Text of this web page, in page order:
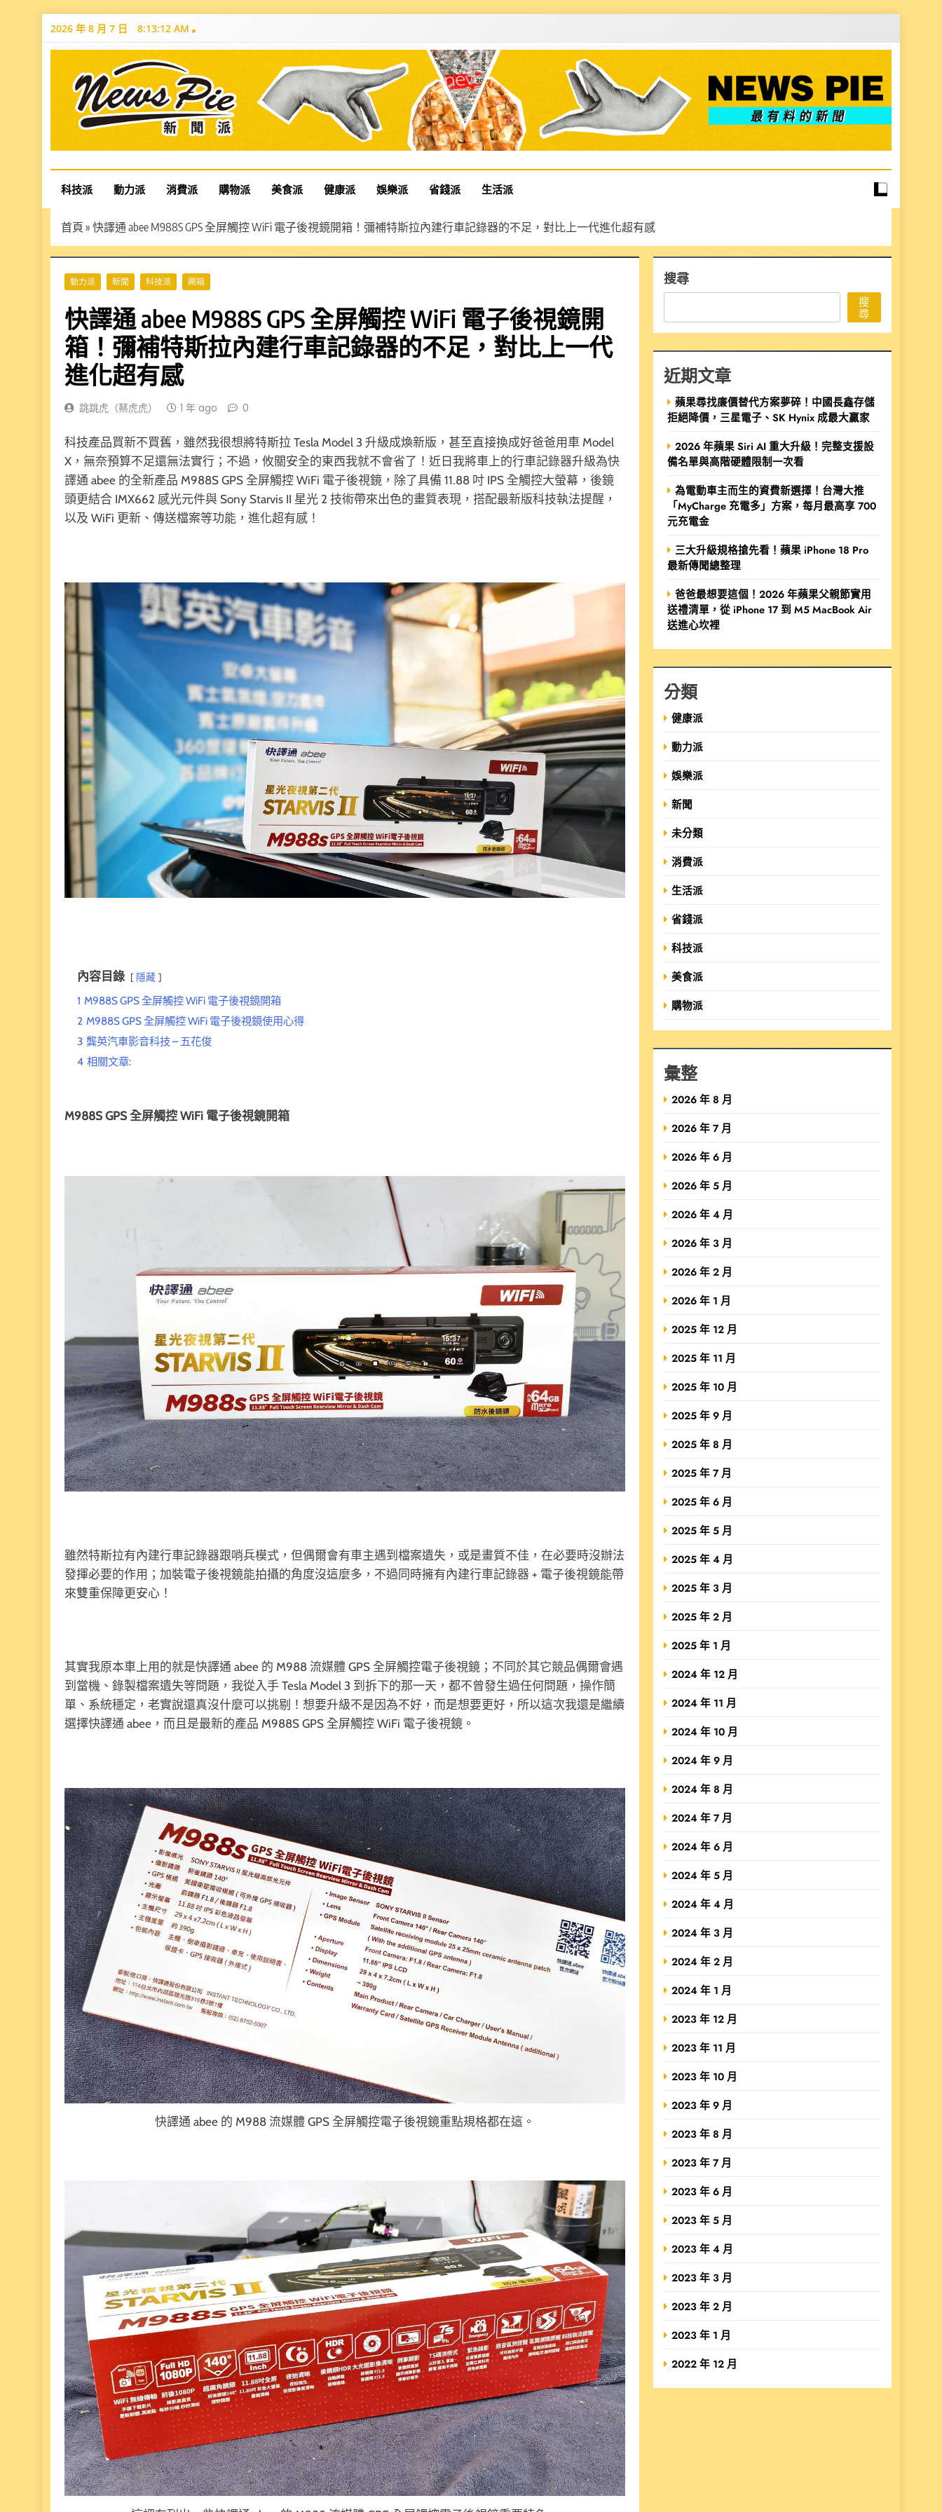
Skip
2026 年 8 月 7 日 8:13:14 AM
News Pie
最有料的新聞
科技派 動力派 消費派 購物派 美食派 健康派 娛樂派 省錢派 生活派
首頁 » 快譯通 abee M988S GPS 全屏觸控 WiFi 電子後視鏡開箱！彌補特斯拉內建行車記錄器的不足，對比上一代進化超有感
動力派 新聞 科技派 開箱
快譯通 abee M988S GPS 全屏觸控 WiFi 電子後視鏡開
箱！彌補特斯拉內建行車記錄器的不足，對比上一代
進化超有感
跳跳虎（蔡虎虎） 1 年 ago 0
科技產品買新不買舊，雖然我很想將特斯拉 Tesla Model 3 升級成煥新版，甚至直接換成好爸爸用車 Model
X，無奈預算不足還無法實行；不過，攸關安全的東西我就不會省了！近日我將車上的行車記錄器升級為快
譯通 abee 的全新產品 M988S GPS 全屏觸控 WiFi 電子後視鏡，除了具備 11.88 吋 IPS 全觸控大螢幕，後鏡
頭更結合 IMX662 感光元件與 Sony Starvis II 星光 2 技術帶來出色的畫質表現，搭配最新版科技執法提醒，
以及 WiFi 更新、傳送檔案等功能，進化超有感！
內容目錄 隱藏
1 M988S GPS 全屏觸控 WiFi 電子後視鏡開箱
2 M988S GPS 全屏觸控 WiFi 電子後視鏡使用心得
3 龔英汽車影音科技 – 五花俊
4 相關文章:
M988S GPS 全屏觸控 WiFi 電子後視鏡開箱
雖然特斯拉有內建行車記錄器跟哨兵模式，但偶爾會有車主遇到檔案遺失，或是畫質不佳，在必要時沒辦法
發揮必要的作用；加裝電子後視鏡能拍攝的角度沒這麼多，不過同時擁有內建行車記錄器 + 電子後視鏡能帶
來雙重保障更安心！
其實我原本車上用的就是快譯通 abee 的 M988 流媒體 GPS 全屏觸控電子後視鏡；不同於其它競品偶爾會遇
到當機、錄製檔案遺失等問題，我從入手 Tesla Model 3 到拆下的那一天，都不曾發生過任何問題，操作簡
單、系統穩定，老實說還真沒什麼可以挑剔！想要升級不是因為不好，而是想要更好，所以這次我還是繼續
選擇快譯通 abee，而且是最新的產品 M988S GPS 全屏觸控 WiFi 電子後視鏡。
快譯通 abee 的 M988 流媒體 GPS 全屏觸控電子後視鏡重點規格都在這。
搜尋
搜
尋
近期文章
蘋果尋找廉價替代方案夢碎！中國長鑫存儲
拒絕降價，三星電子、SK Hynix 成最大贏家
2026 年蘋果 Siri AI 重大升級！完整支援設
備名單與高階硬體限制一次看
為電動車主而生的資費新選擇！台灣大推
「MyCharge 充電多」方案，每月最高享 700
元充電金
三大升級規格搶先看！蘋果 iPhone 18 Pro
最新傳聞總整理
爸爸最想要這個！2026 年蘋果父親節實用
送禮清單，從 iPhone 17 到 M5 MacBook Air
送進心坎裡
分類
健康派
動力派
娛樂派
新聞
未分類
消費派
生活派
省錢派
科技派
美食派
購物派
彙整
2026 年 8 月
2026 年 7 月
2026 年 6 月
2026 年 5 月
2026 年 4 月
2026 年 3 月
2026 年 2 月
2026 年 1 月
2025 年 12 月
2025 年 11 月
2025 年 10 月
2025 年 9 月
2025 年 8 月
2025 年 7 月
2025 年 6 月
2025 年 5 月
2025 年 4 月
2025 年 3 月
2025 年 2 月
2025 年 1 月
2024 年 12 月
2024 年 11 月
2024 年 10 月
2024 年 9 月
2024 年 8 月
2024 年 7 月
2024 年 6 月
2024 年 5 月
2024 年 4 月
2024 年 3 月
2024 年 2 月
2024 年 1 月
2023 年 12 月
2023 年 11 月
2023 年 10 月
2023 年 9 月
2023 年 8 月
2023 年 7 月
2023 年 6 月
2023 年 5 月
2023 年 4 月
2023 年 3 月
2023 年 2 月
2023 年 1 月
2022 年 12 月